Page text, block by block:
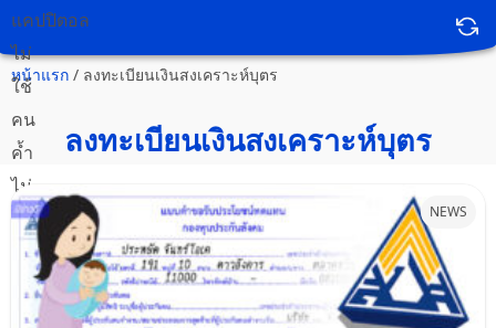
หน้าแรก / ลงทะเบียนเงินสงเคราะห์บุตร
ลงทะเบียนเงินสงเคราะห์บุตร
NEWS